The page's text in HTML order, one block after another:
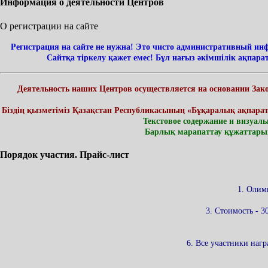
Информация о деятельности Центров
О регистрации на сайте
Регистрация на сайте не нужна! Это чисто административный
Сайтқа тіркелу қажет емес! Бұл нағыз әкімшілік
Деятельность наших Центров осуществляется на основании
Біздің қызметіміз Қазақстан Республикасының «Бұқаралық
Текстовое содержание и
Барлық марапаттау
Порядок участия. Прайс-лист
1.
3. Стоимость -
6. Все участники